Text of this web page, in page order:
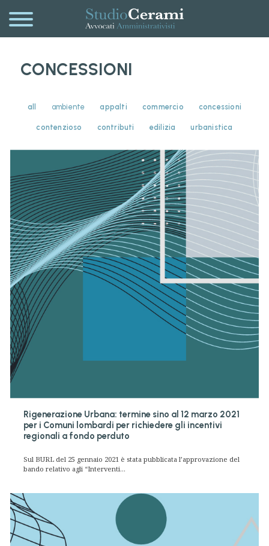
CONCESSIONI
all ambiente appalti commercio concessioni
contenzioso contributi edilizia urbanistica
Rigenerazione Urbana: termine sino al 12 marzo 2021
per i Comuni lombardi per richiedere gli incentivi
regionali a fondo perduto
Sul BURL del 25 gennaio 2021 è stata pubblicata l’approvazione del
bando relativo agli “Interventi...